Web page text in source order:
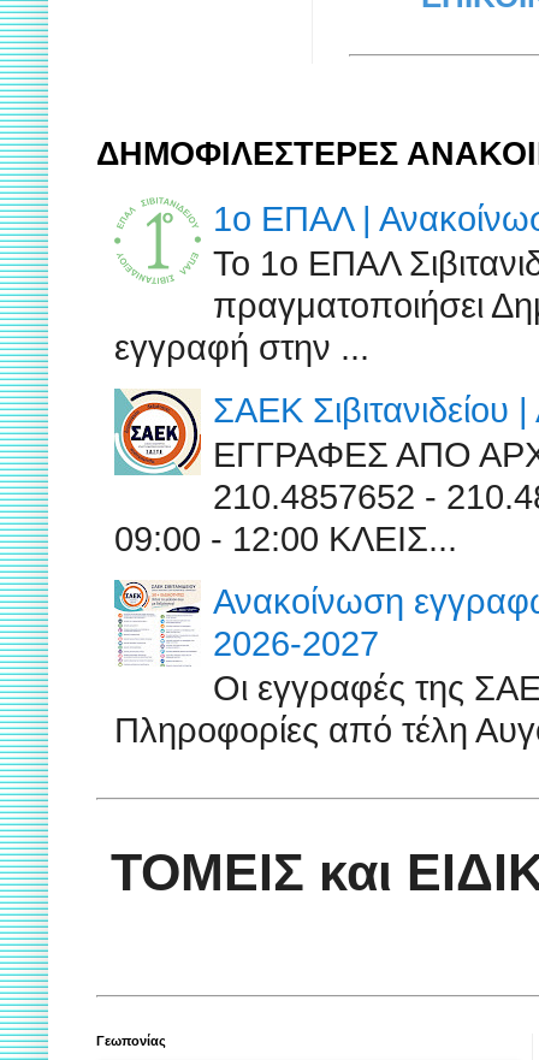
ΔΗΜΟΦΙΛΕΣΤΕΡΕΣ
1ο ΕΠΑΛ |
Το 1ο ΕΠΑΛ
πραγματοποιήσει
εγγραφή στην ...
ΣΑΕΚ Σιβιτανιδείου
ΕΓΓΡΑΦΕΣ ΑΠΟ
210.4857652 -
09:00 - 12:00 ΚΛΕΙΣ...
Ανακοίνωση
2026-2027
Οι εγγραφές της
Πληροφορίες από τέλη
ΤΟΜΕΙΣ και
Γεωπονίας